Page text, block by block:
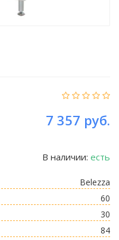
7 357 руб.
В наличии: есть
Belezza
60
30
84